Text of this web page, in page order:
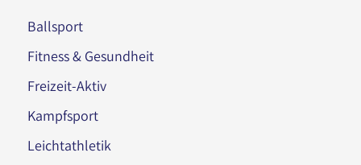
Ballsport
Fitness & Gesundheit
Freizeit-Aktiv
Kampfsport
Leichtathletik